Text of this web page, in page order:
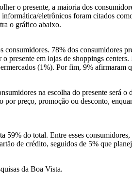
o presente, a maioria dos
eletrônicos foram citados
o gráfico abaixo.
78% dos consumidores
em lojas de shoppings
(1%). Por fim, 9% afirmaram
na escolha do presente será
por preço, promoção ou desconto,
59% do total. Entre esses
de crédito, seguidos de 5% que
da Boa Vista.